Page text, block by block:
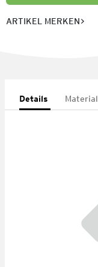
ARTIKEL MERKEN
Details Material